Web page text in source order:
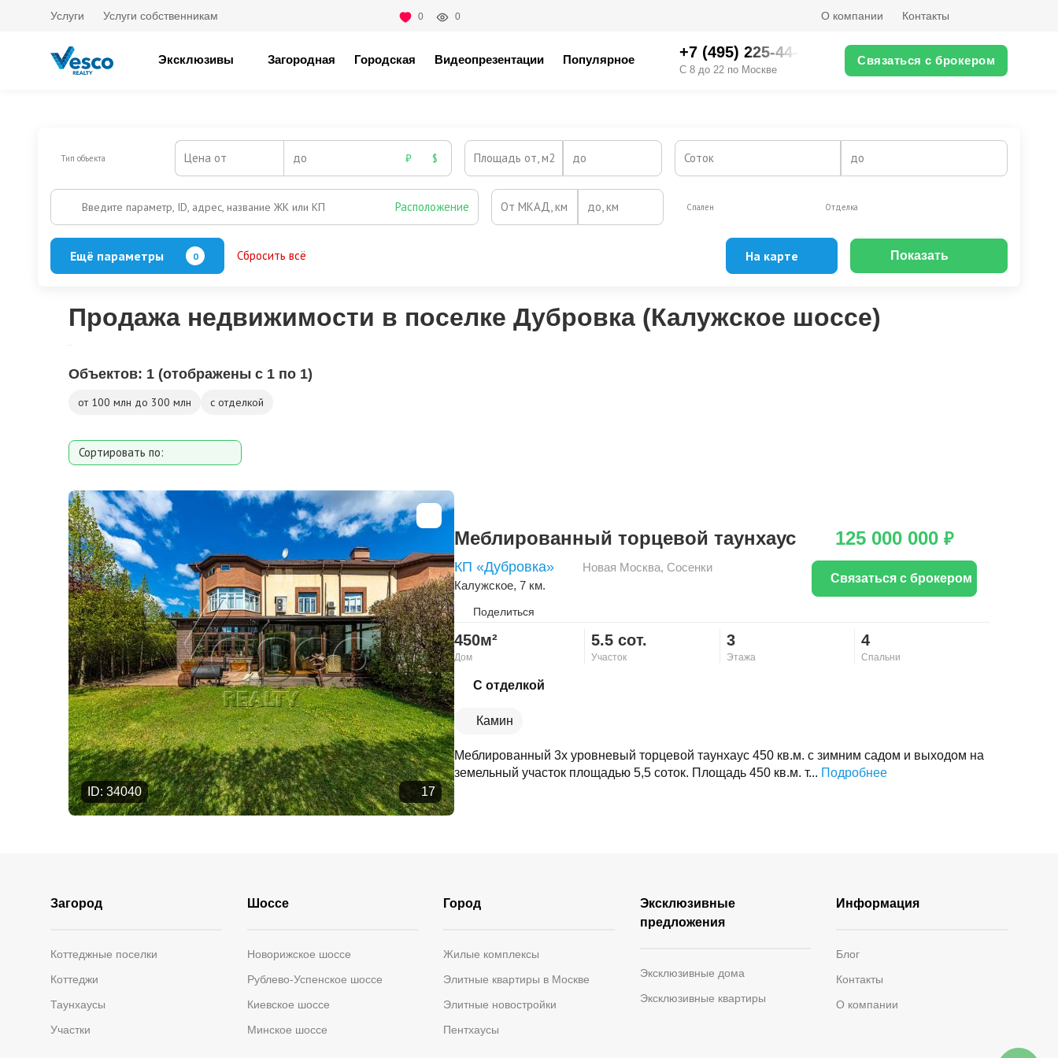
Услуги Услуги собственникам 0 0 О компании Контакты
Эксклюзивы Загородная Городская Видеопрезентации Популярное +7 (495) 225-44-XX
С 8 до 22 по Москве
Связаться с брокером
Тип объекта Цена от до ₽ $ Площадь от, м2 до Соток до
Введите параметр, ID, адрес, название ЖК или КП Расположение От МКАД, км до, км Спален Отделка
Ещё параметры 0 Сбросить всё На карте Показать
Продажа недвижимости в поселке Дубровка (Калужское шоссе)
Объектов: 1 (отображены с 1 по 1)
от 100 млн до 300 млн с отделкой
Сортировать по:
Площади участка
Расстоянию от МКАД
Дате добавления
Цене
ID: 34040 17
Меблированный торцевой таунхаус
КП «Дубровка» Новая Москва, Сосенки
Калужское, 7 км.
Поделиться
Скопировать ссылку
450м²
Дом
5.5 сот.
Участок
3
Этажа
4
Спальни
С отделкой
Камин
Меблированный 3х уровневый торцевой таунхаус 450 кв.м. с зимним садом и выходом на
земельный участок площадью 5,5 соток. Площадь 450 кв.м. т... Подробнее
125 000 000 ₽
Связаться с брокером
Загород
Коттеджные поселки
Коттеджи
Таунхаусы
Участки
Шоссе
Новорижское шоссе
Рублево-Успенское шоссе
Киевское шоссе
Минское шоссе
Город
Жилые комплексы
Элитные квартиры в Москве
Элитные новостройки
Пентхаусы
Эксклюзивные
предложения
Эксклюзивные дома
Эксклюзивные квартиры
Информация
Блог
Контакты
О компании